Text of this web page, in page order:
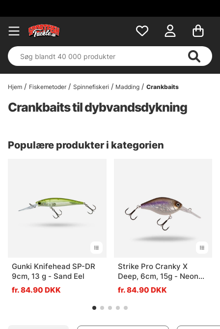
Hjem Fiskemetoder Spinnefiskeri Madding Crankbaits
Crankbaits til dybvandsdykning
Populære produkter i kategorien
Gunki Knifehead SP-DR
9cm, 13 g - Sand Eel
fr. 84.90 DKK
Strike Pro Cranky X
Deep, 6cm, 15g - Neon
Wakasagi
fr. 84.90 DKK